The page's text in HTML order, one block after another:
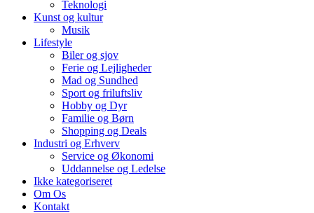
Teknologi
Kunst og kultur
Musik
Lifestyle
Biler og sjov
Ferie og Lejligheder
Mad og Sundhed
Sport og friluftsliv
Hobby og Dyr
Familie og Børn
Shopping og Deals
Industri og Erhverv
Service og Økonomi
Uddannelse og Ledelse
Ikke kategoriseret
Om Os
Kontakt